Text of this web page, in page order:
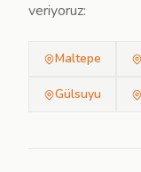
veriyoruz:
Maltepe
Gülsuyu